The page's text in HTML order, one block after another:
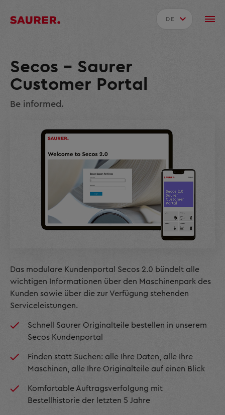
DE
Secos – Saurer
Customer Portal
Be informed.
Das modulare Kundenportal Secos 2.0 bündelt alle
wichtigen Informationen über den Maschinenpark des
Kunden sowie über die zur Verfügung stehenden
Serviceleistungen.
Schnell Saurer Originalteile bestellen in unserem
Secos Kundenportal
Finden statt Suchen: alle Ihre Daten, alle Ihre
Maschinen, alle Ihre Originalteile auf einen Blick
Komfortable Auftragsverfolgung mit
Bestellhistorie der letzten 5 Jahre